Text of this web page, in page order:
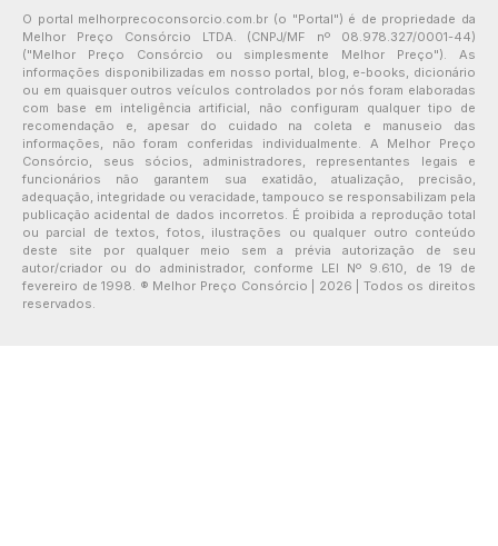
O portal melhorprecoconsorcio.com.br (o "Portal") é de propriedade da
Melhor Preço Consórcio LTDA. (CNPJ/MF nº 08.978.327/0001-44)
("Melhor Preço Consórcio ou simplesmente Melhor Preço"). As
informações disponibilizadas em nosso portal, blog, e-books, dicionário
ou em quaisquer outros veículos controlados por nós foram elaboradas
com base em inteligência artificial, não configuram qualquer tipo de
recomendação e, apesar do cuidado na coleta e manuseio das
informações, não foram conferidas individualmente. A Melhor Preço
Consórcio, seus sócios, administradores, representantes legais e
funcionários não garantem sua exatidão, atualização, precisão,
adequação, integridade ou veracidade, tampouco se responsabilizam pela
publicação acidental de dados incorretos. É proibida a reprodução total
ou parcial de textos, fotos, ilustrações ou qualquer outro conteúdo
deste site por qualquer meio sem a prévia autorização de seu
autor/criador ou do administrador, conforme LEI Nº 9.610, de 19 de
fevereiro de 1998. ® Melhor Preço Consórcio | 2026 | Todos os direitos
reservados.